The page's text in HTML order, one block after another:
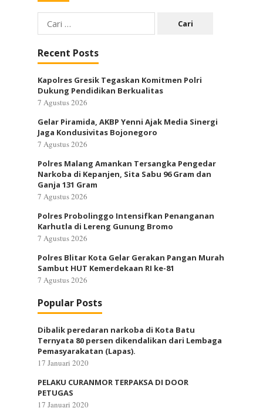
Cari
untuk:
Recent Posts
Kapolres Gresik Tegaskan Komitmen Polri
Dukung Pendidikan Berkualitas
7 Agustus 2026
Gelar Piramida, AKBP Yenni Ajak Media Sinergi
Jaga Kondusivitas Bojonegoro
7 Agustus 2026
Polres Malang Amankan Tersangka Pengedar
Narkoba di Kepanjen, Sita Sabu 96 Gram dan
Ganja 131 Gram
7 Agustus 2026
Polres Probolinggo Intensifkan Penanganan
Karhutla di Lereng Gunung Bromo
7 Agustus 2026
Polres Blitar Kota Gelar Gerakan Pangan Murah
Sambut HUT Kemerdekaan RI ke-81
7 Agustus 2026
Popular Posts
Dibalik peredaran narkoba di Kota Batu
Ternyata 80 persen dikendalikan dari Lembaga
Pemasyarakatan (Lapas).
17 Januari 2020
PELAKU CURANMOR TERPAKSA DI DOOR
PETUGAS
17 Januari 2020